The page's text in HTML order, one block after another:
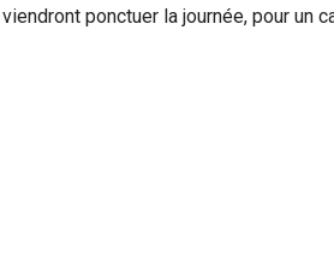
viendront ponctuer la journée, pour un